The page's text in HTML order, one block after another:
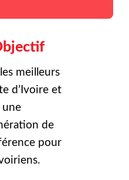
meilleurs
d’Ivoire et
une
de
pour